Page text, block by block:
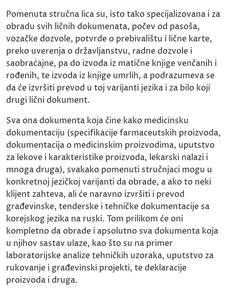
Pomenuta stručna lica su, isto tako specijalizovana i za
obradu svih ličnih dokumenata, počev od pasoša,
vozačke dozvole, potvrde o prebivalištu i lične karte,
preko uverenja o državljanstvu, radne dozvole i
saobraćajne, pa do izvoda iz matične knjige venčanih i
rođenih, te izvoda iz knjige umrlih, a podrazumeva se
da će izvršiti prevod u toj varijanti jezika i za bilo koji
drugi lični dokument.
Sva ona dokumenta koja čine kako medicinsku
dokumentaciju (specifikacije farmaceutskih proizvoda,
dokumentacija o medicinskim proizvodima, uputstvo
za lekove i karakteristike proizvoda, lekarski nalazi i
mnoga druga), svakako pomenuti stručnjaci mogu u
konkretnoj jezičkoj varijanti da obrade, a ako to neki
klijent zahteva, ali će naravno izvršiti i prevod
građevinske, tenderske i tehničke dokumentacije sa
korejskog jezika na ruski. Tom prilikom će oni
kompletno da obrade i apsolutno sva dokumenta koja
u njihov sastav ulaze, kao što su na primer
laboratorijske analize tehničkih uzoraka, uputstvo za
rukovanje i građevinski projekti, te deklaracije
proizvoda i druga.